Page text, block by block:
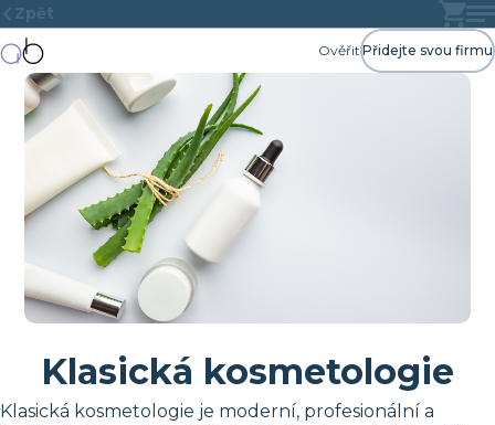
Zpět
Ověřit Přidejte svou firmu
Klasická kosmetologie
Klasická kosmetologie je moderní, profesionální a